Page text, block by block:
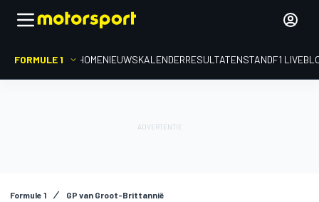
FORMULE 1 HOMENIEUWSKALENDERRESULTATENSTANDF1
Formule 1 GP van Groot-Brittannië